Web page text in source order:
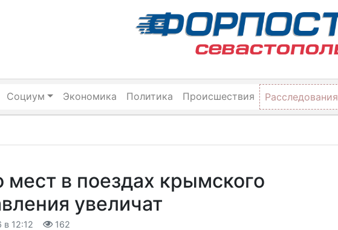
Социум Экономика Политика Происшествия Расследования
мест в поездах крымского
увеличат
в 12:12 162